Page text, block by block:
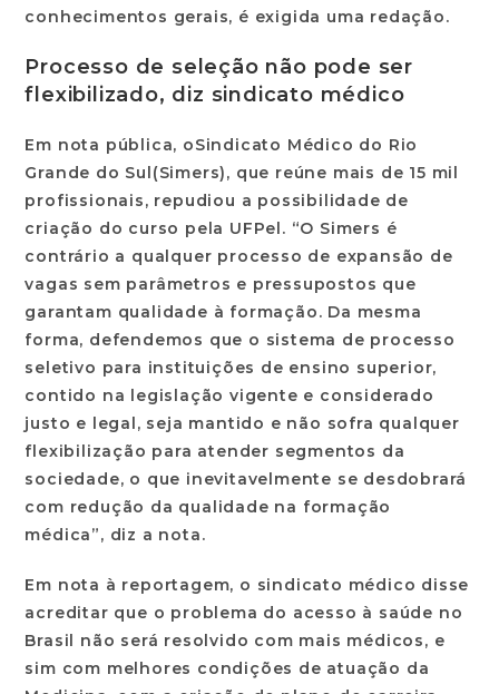
conhecimentos gerais, é exigida uma redação.
Processo de seleção não pode ser
flexibilizado, diz sindicato médico
Em nota pública, oSindicato Médico do Rio
Grande do Sul(Simers), que reúne mais de 15 mil
profissionais, repudiou a possibilidade de
criação do curso pela UFPel. “O Simers é
contrário a qualquer processo de expansão de
vagas sem parâmetros e pressupostos que
garantam qualidade à formação. Da mesma
forma, defendemos que o sistema de processo
seletivo para instituições de ensino superior,
contido na legislação vigente e considerado
justo e legal, seja mantido e não sofra qualquer
flexibilização para atender segmentos da
sociedade, o que inevitavelmente se desdobrará
com redução da qualidade na formação
médica”, diz a nota.
Em nota à reportagem, o sindicato médico disse
acreditar que o problema do acesso à saúde no
Brasil não será resolvido com mais médicos, e
sim com melhores condições de atuação da